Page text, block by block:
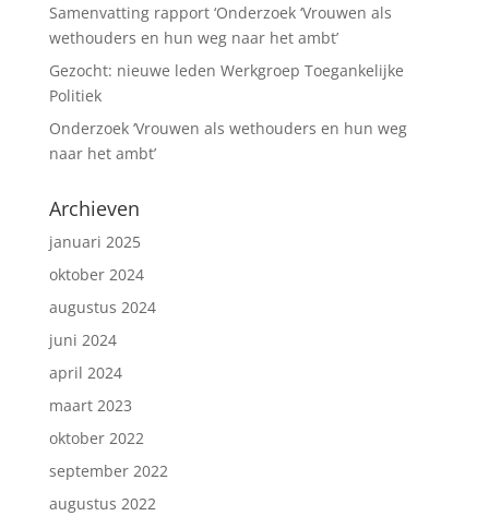
Samenvatting rapport ‘Onderzoek ‘Vrouwen als
wethouders en hun weg naar het ambt’
Gezocht: nieuwe leden Werkgroep Toegankelijke
Politiek
Onderzoek ‘Vrouwen als wethouders en hun weg
naar het ambt’
Archieven
januari 2025
oktober 2024
augustus 2024
juni 2024
april 2024
maart 2023
oktober 2022
september 2022
augustus 2022